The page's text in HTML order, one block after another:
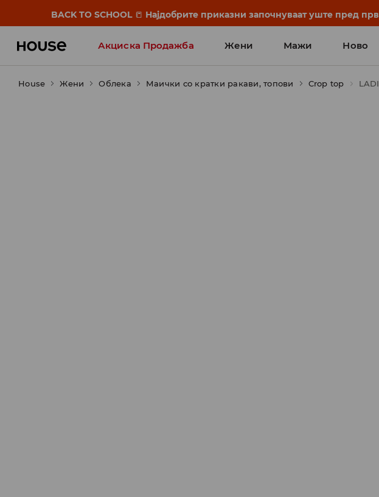
BACK TO SCHOOL 📒 Најдобрите приказни започнуваат уште пред
Акциска Продажба Жени Мажи Ново
House Жени Облека Маички со кратки ракави, топови Crop top